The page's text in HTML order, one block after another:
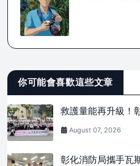
你可能會喜歡這些文章
救護量能再升級！
August 07, 2026
彰化消防局攜手瓦